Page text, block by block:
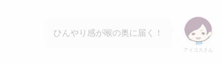
アイコスさん
ひんやり感が喉の奥に届く！